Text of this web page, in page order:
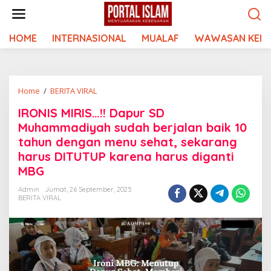
HOME INTERNASIONAL MUALAF WAWASAN
Home / BERITA VIRAL
Dapur
SD
Muhammadiyah
sudah
berjalan
10
menu
sehat,
sekarang
harus
IRONIS MIRIS…!! Dapur SD
Muhammadiyah sudah berjalan baik 10
tahun dengan menu sehat, sekarang
harus DITUTUP karena harus diganti
MBG
Admin
Jumat, 26 September, 2025
BERITA VIRAL